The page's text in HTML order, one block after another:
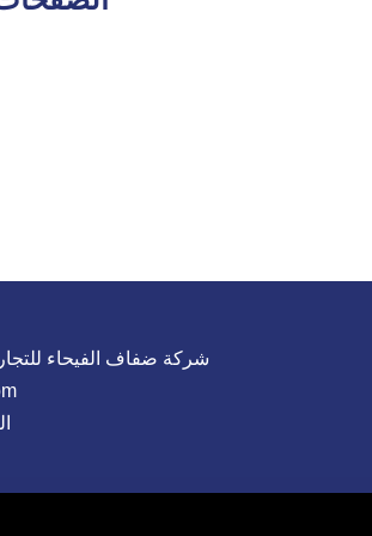
شركة ضفاف الفيحاء